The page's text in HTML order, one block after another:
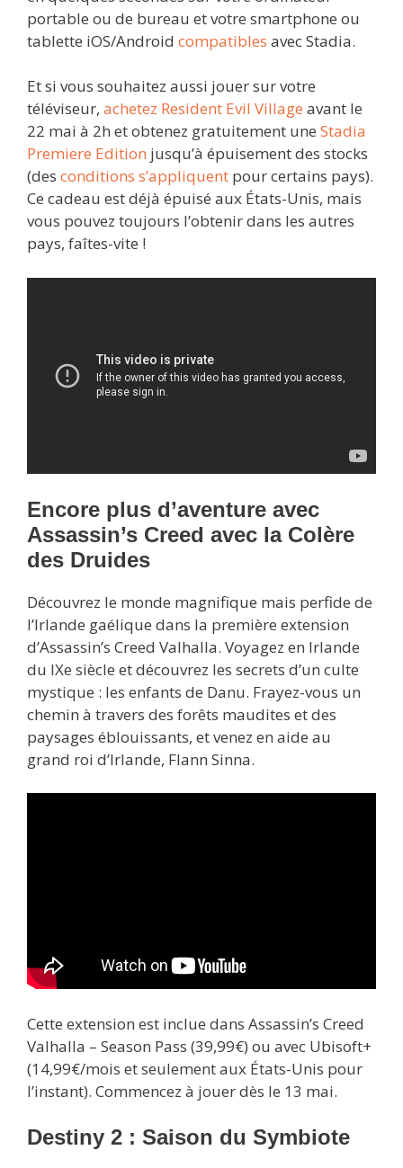
portable ou de bureau et votre smartphone ou
tablette iOS/Android compatibles avec Stadia.
Et si vous souhaitez aussi jouer sur votre
téléviseur, achetez Resident Evil Village avant le
22 mai à 2h et obtenez gratuitement une Stadia
Premiere Edition jusqu’à épuisement des stocks
(des conditions s’appliquent pour certains pays).
Ce cadeau est déjà épuisé aux États-Unis, mais
vous pouvez toujours l’obtenir dans les autres
pays, faîtes-vite !
Encore plus d’aventure avec
Assassin’s Creed avec la Colère
des Druides
Découvrez le monde magnifique mais perfide de
l’Irlande gaélique dans la première extension
d’Assassin’s Creed Valhalla. Voyagez en Irlande
du IXe siècle et découvrez les secrets d’un culte
mystique : les enfants de Danu. Frayez-vous un
chemin à travers des forêts maudites et des
paysages éblouissants, et venez en aide au
grand roi d’Irlande, Flann Sinna.
Cette extension est inclue dans Assassin’s Creed
Valhalla – Season Pass (39,99€) ou avec Ubisoft+
(14,99€/mois et seulement aux États-Unis pour
l’instant). Commencez à jouer dès le 13 mai.
Destiny 2 : Saison du Symbiote